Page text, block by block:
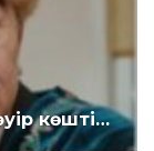
көшті…